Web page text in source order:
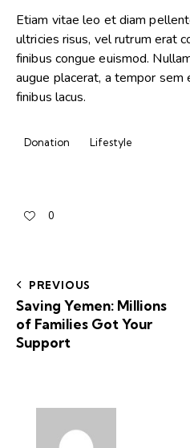
Etiam vitae leo et diam
ultricies risus, vel rutrum erat
finibus congue euismod.
augue placerat, a tempor sem
finibus lacus.
Donation Lifestyle
0
PREVIOUS
Saving Yemen: Millions
of Families Got Your
Support